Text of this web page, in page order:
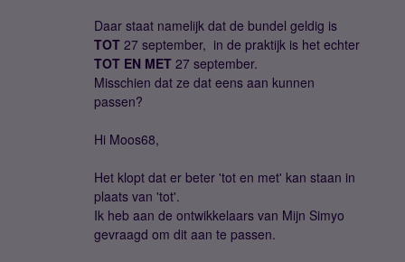
Daar staat namelijk dat de bundel geldig is
TOT 27 september, in de praktijk is het echter
TOT EN MET 27 september.
Misschien dat ze dat eens aan kunnen
passen?
Hi Moos68,
Het klopt dat er beter 'tot en met' kan staan in
plaats van 'tot'.
Ik heb aan de ontwikkelaars van Mijn Simyo
gevraagd om dit aan te passen.